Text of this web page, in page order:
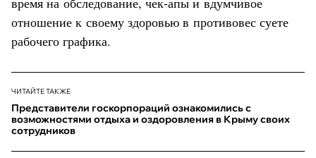
отношение к своему здоровью в противовес суете
рабочего графика.
ЧИТАЙТЕ ТАКЖЕ
Представители госкорпораций ознакомились с
возможностями отдыха и оздоровления в Крыму своих
сотрудников